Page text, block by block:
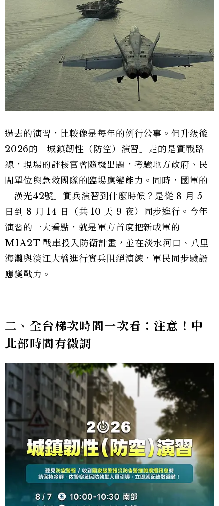
過去的演習，比較像是每年的例行公事。但升級後
2026的「城鎮韌性（防空）演習」走的是實戰路
線，現場的評核官會隨機出題，考驗地方政府、民
間單位與急救團隊的臨場應變能力。同時，國軍的
「漢光42號」實兵演習到什麼時候？是從 8 月 5
日到 8 月 14 日（共 10 天 9 夜）同步進行。今年
演習的一大看點，就是軍方首度把新成軍的
M1A2T 戰車投入防衛計畫，並在淡水河口、八里
海灘與淡江大橋進行實兵阻絕演練，軍民同步驗證
應變戰力。
二、全台梯次時間一次看：注意！中
北部時間有微調